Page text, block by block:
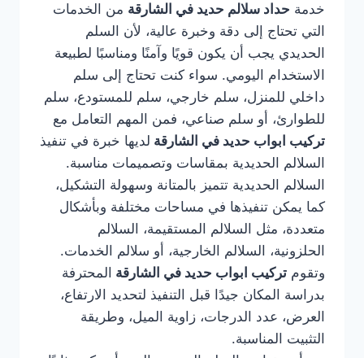
خدمة حداد سلالم حديد في الشارقة من الخدمات
التي تحتاج إلى دقة وخبرة عالية، لأن السلم
الحديدي يجب أن يكون قويًا وآمنًا ومناسبًا لطبيعة
الاستخدام اليومي. سواء كنت تحتاج إلى سلم
داخلي للمنزل، سلم خارجي، سلم للمستودع، سلم
للطوارئ، أو سلم صناعي، فمن المهم التعامل مع
تركيب ابواب حديد في الشارقة لديها خبرة في تنفيذ
السلالم الحديدية بمقاسات وتصميمات مناسبة.
السلالم الحديدية تتميز بالمتانة وسهولة التشكيل،
كما يمكن تنفيذها في مساحات مختلفة وبأشكال
متعددة، مثل السلالم المستقيمة، السلالم
الحلزونية، السلالم الخارجية، أو سلالم الخدمات.
وتقوم تركيب ابواب حديد في الشارقة المحترفة
بدراسة المكان جيدًا قبل التنفيذ لتحديد الارتفاع،
العرض، عدد الدرجات، زاوية الميل، وطريقة
التثبيت المناسبة.